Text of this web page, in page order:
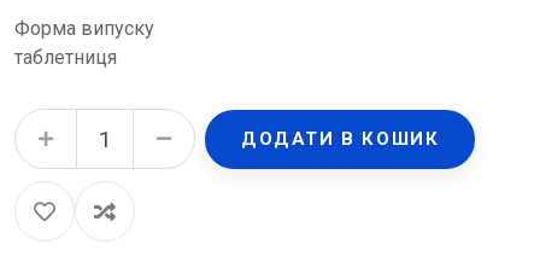
Форма випуску
таблетниця
Органайзер пластиковий Пігулка Таблетниця-Аптечка quantity
ДОДАТИ В КОШИК